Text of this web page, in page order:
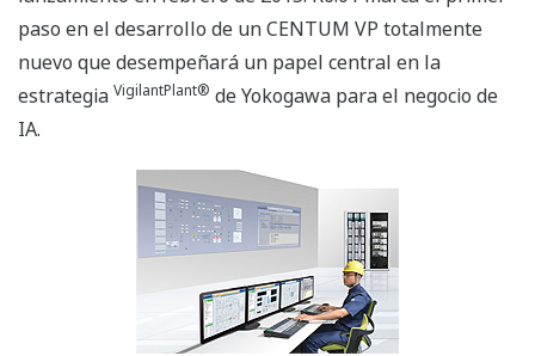
paso en el desarrollo de un CENTUM VP totalmente
nuevo que desempeñará un papel central en la
estrategia VigilantPlant® de Yokogawa para el negocio de
IA.